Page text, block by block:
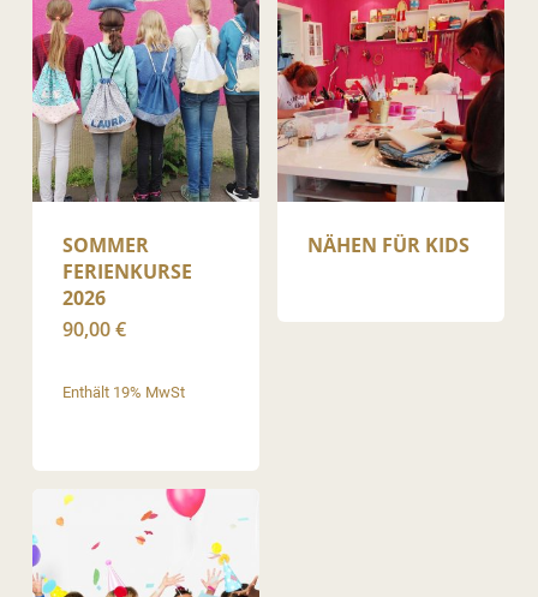
SOMMER
FERIENKURSE
2026
90,00€
Enthält 19% MwSt
NÄHEN FÜR KIDS